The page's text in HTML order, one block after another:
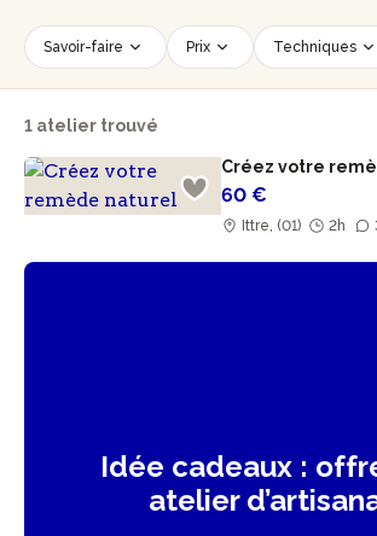
Savoir-faire Prix Techniques
Date Créneau horaire
Nombre de personnes
Accessible PMR Réinitialiser les
1 atelier trouvé
Créez votre
60 €
Ittre, (01) 2h
Idée cadeaux :
atelier